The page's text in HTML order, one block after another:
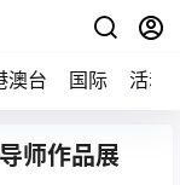
澳台 国际 活动
师作品展